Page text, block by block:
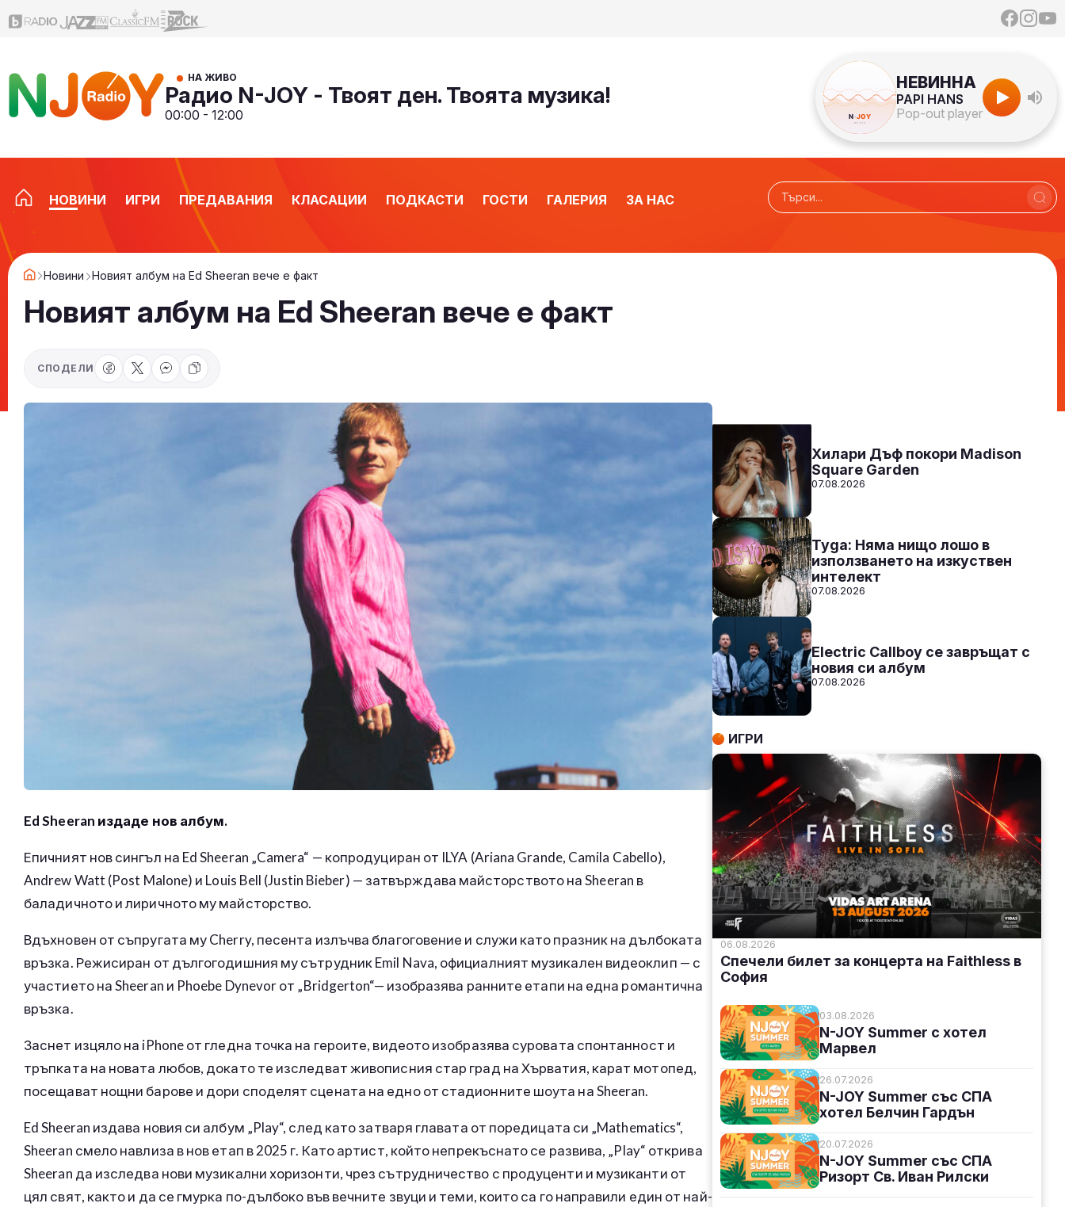
НА ЖИВО
Радио N-JOY - Твоят ден. Твоята музика!
00:00 - 12:00
НЕВИННА
PAPI HANS
Pop-out player
НОВИНИ ИГРИ ПРЕДАВАНИЯ КЛАСАЦИИ ПОДКАСТИ ГОСТИ ГАЛЕРИЯ ЗА НАС
Новини Новият албум на Ed Sheeran вече е факт
Новият албум на Ed Sheeran вече е факт
СПОДЕЛИ
Ed Sheeran издаде нов албум.
Епичният нов сингъл на Ed Sheeran „Camera“ — копродуциран от ILYA (Ariana Grande, Camila Cabello),
Andrew Watt (Post Malone) и Louis Bell (Justin Bieber) — затвърждава майсторството на Sheeran в
баладичното и лиричното му майсторство.
Вдъхновен от съпругата му Cherry, песента излъчва благоговение и служи като празник на дълбоката
връзка. Режисиран от дългогодишния му сътрудник Emil Nava, официалният музикален видеоклип — с
участието на Sheeran и Phoebe Dynevor от „Bridgerton“— изобразява ранните етапи на една романтична
връзка.
Заснет изцяло на iPhone от гледна точка на героите, видеото изобразява суровата спонтанност и
тръпката на новата любов, докато те изследват живописния стар град на Хърватия, карат мотопед,
посещават нощни барове и дори споделят сцената на едно от стадионните шоута на Sheeran.
Ed Sheeran издава новия си албум „Play“, след като затваря главата от поредицата си „Mathematics“,
Sheeran смело навлиза в нов етап в 2025 г. Като артист, който непрекъснато се развива, „Play“ открива
Sheeran да изследва нови музикални хоризонти, чрез сътрудничество с продуценти и музиканти от
цял свят, както и да се гмурка по-дълбоко във вечните звуци и теми, които са го направили един от най-
СЛУШАЙ
Хилари Дъф покори Madison
Square Garden
07.08.2026
Tyga: Няма нищо лошо в
използването на изкуствен
интелект
07.08.2026
Electric Callboy се завръщат с
новия си албум
07.08.2026
ИГРИ
06.08.2026
Спечели билет за концерта на Faithless в
София
03.08.2026
N-JOY Summer с хотел
Марвел
26.07.2026
N-JOY Summer със СПА
хотел Белчин Гардън
20.07.2026
N-JOY Summer със СПА
Ризорт Св. Иван Рилски